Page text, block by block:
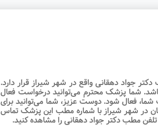
جواد دهقانی واقع در شهر شیراز قرار دارد.
شما پزشک محترم می‌توانید درخواست فعال
فعال شود. دوست عزیز، شما می‌توانید برای
در شهر شیراز با شماره مطب این پزشک تماس
مطب دکتر جواد دهقانی را مشاهده کنید.